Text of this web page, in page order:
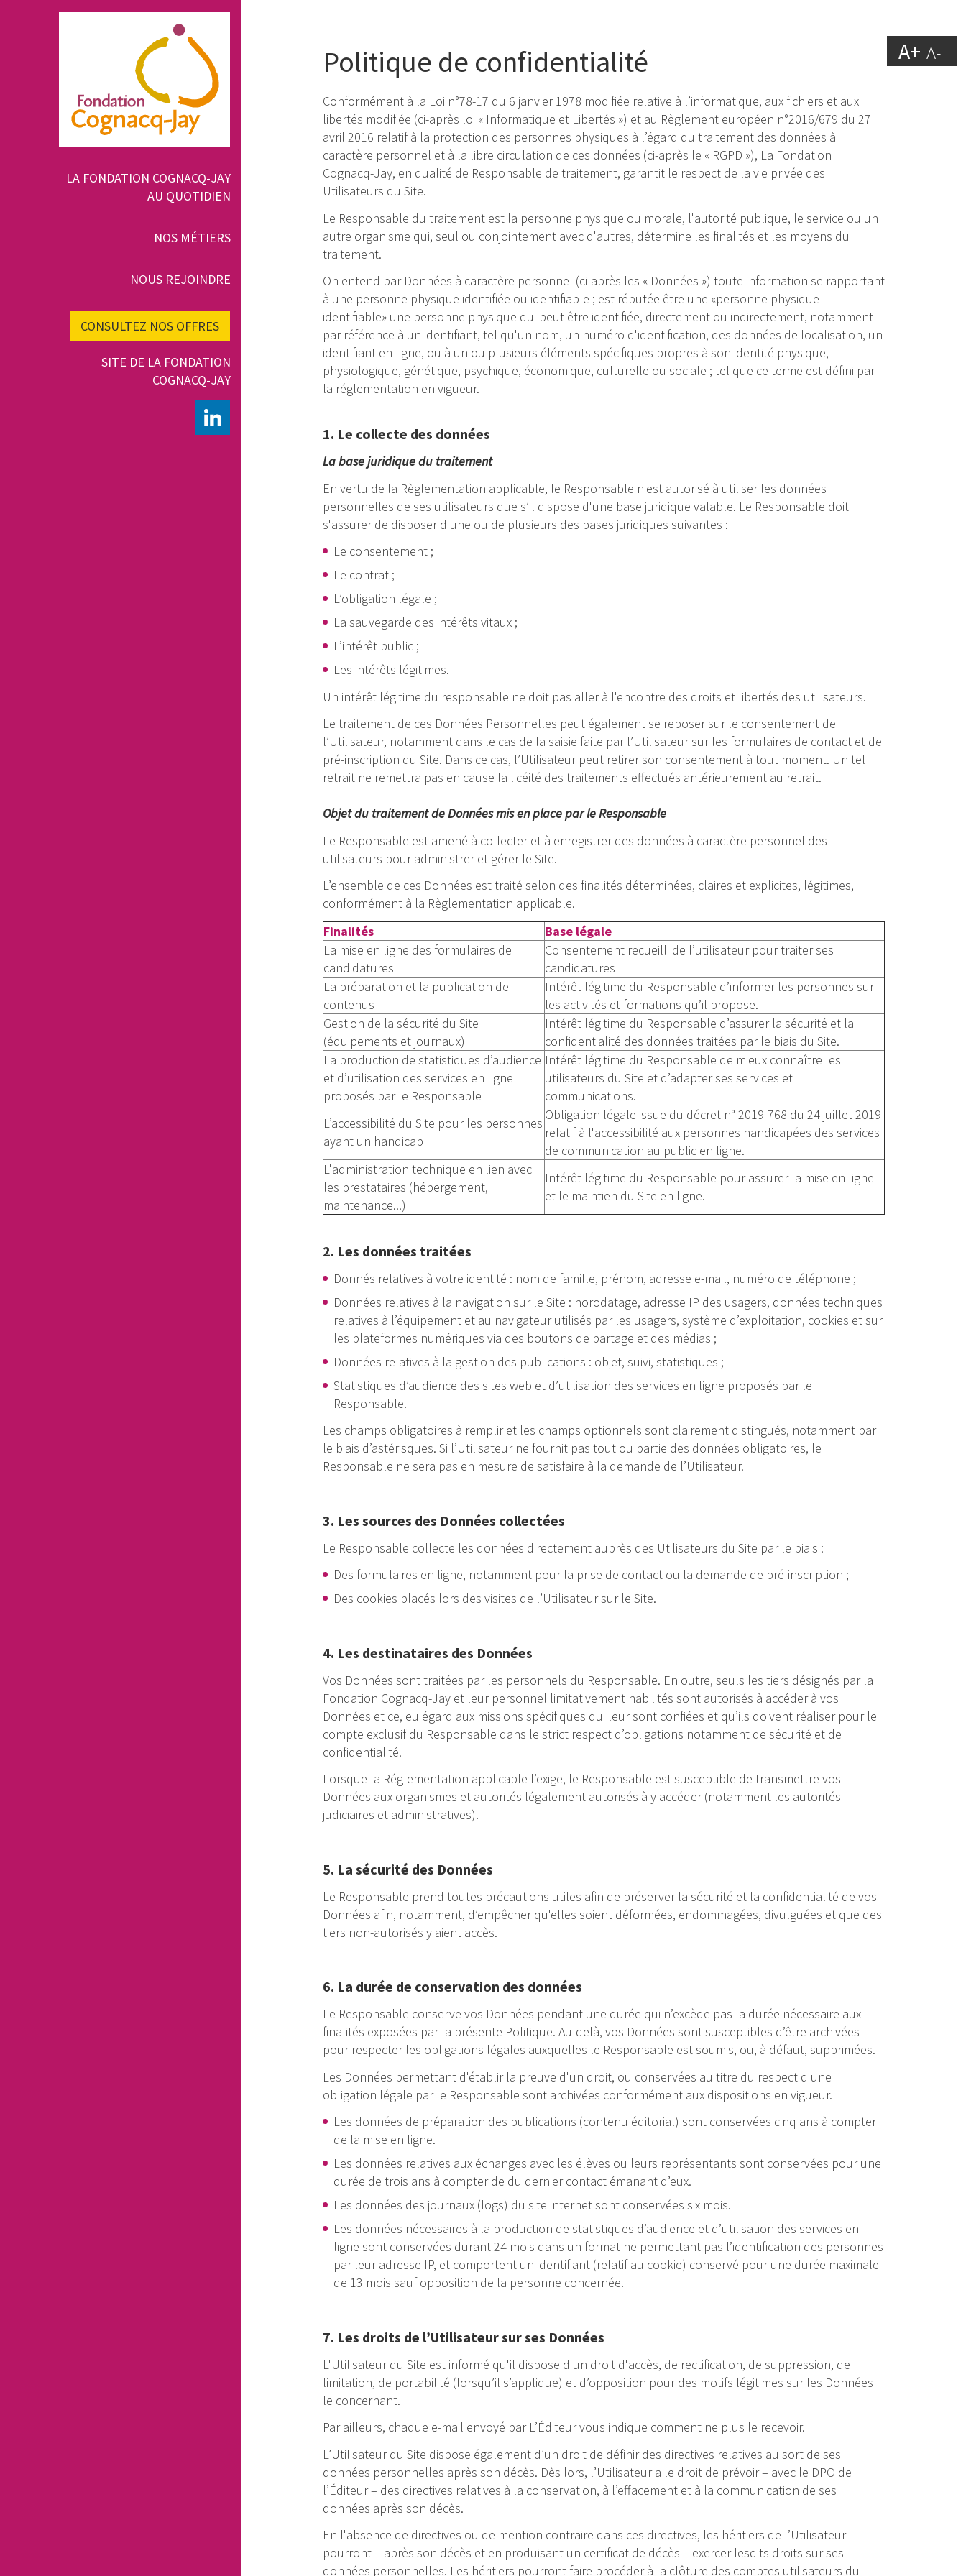
A+ A-
Navigation
principale
LA FONDATION COGNACQ-JAY
AU QUOTIDIEN
NOS MÉTIERS
NOUS REJOINDRE
CONSULTEZ NOS OFFRES
SITE DE LA FONDATION
COGNACQ-JAY
LINKEDIN
Politique de confidentialité
Conformément à la Loi n°78-17 du 6 janvier 1978 modifiée relative à l’informatique, aux fichiers et aux
libertés modifiée (ci-après loi « Informatique et Libertés ») et au Règlement européen n°2016/679 du 27
avril 2016 relatif à la protection des personnes physiques à l’égard du traitement des données à
caractère personnel et à la libre circulation de ces données (ci-après le « RGPD »), La Fondation
Cognacq-Jay, en qualité de Responsable de traitement, garantit le respect de la vie privée des
Utilisateurs du Site.
Le Responsable du traitement est la personne physique ou morale, l'autorité publique, le service ou un
autre organisme qui, seul ou conjointement avec d'autres, détermine les finalités et les moyens du
traitement.
On entend par Données à caractère personnel (ci-après les « Données ») toute information se rapportant
à une personne physique identifiée ou identifiable ; est réputée être une «personne physique
identifiable» une personne physique qui peut être identifiée, directement ou indirectement, notamment
par référence à un identifiant, tel qu'un nom, un numéro d'identification, des données de localisation, un
identifiant en ligne, ou à un ou plusieurs éléments spécifiques propres à son identité physique,
physiologique, génétique, psychique, économique, culturelle ou sociale ; tel que ce terme est défini par
la réglementation en vigueur.
1. Le collecte des données
La base juridique du traitement
En vertu de la Règlementation applicable, le Responsable n'est autorisé à utiliser les données
personnelles de ses utilisateurs que s’il dispose d'une base juridique valable. Le Responsable doit
s'assurer de disposer d'une ou de plusieurs des bases juridiques suivantes :
Le consentement ;
Le contrat ;
L’obligation légale ;
La sauvegarde des intérêts vitaux ;
L’intérêt public ;
Les intérêts légitimes.
Un intérêt légitime du responsable ne doit pas aller à l'encontre des droits et libertés des utilisateurs.
Le traitement de ces Données Personnelles peut également se reposer sur le consentement de
l’Utilisateur, notamment dans le cas de la saisie faite par l’Utilisateur sur les formulaires de contact et de
pré-inscription du Site. Dans ce cas, l’Utilisateur peut retirer son consentement à tout moment. Un tel
retrait ne remettra pas en cause la licéité des traitements effectués antérieurement au retrait.
Objet du traitement de Données mis en place par le Responsable
Le Responsable est amené à collecter et à enregistrer des données à caractère personnel des
utilisateurs pour administrer et gérer le Site.
L’ensemble de ces Données est traité selon des finalités déterminées, claires et explicites, légitimes,
conformément à la Règlementation applicable.
Finalités
Base légale
La mise en ligne des formulaires de
candidatures
Consentement recueilli de l’utilisateur pour traiter ses
candidatures
La préparation et la publication de
contenus
Intérêt légitime du Responsable d’informer les personnes sur
les activités et formations qu’il propose.
Gestion de la sécurité du Site
(équipements et journaux)
Intérêt légitime du Responsable d’assurer la sécurité et la
confidentialité des données traitées par le biais du Site.
La production de statistiques d’audience
et d’utilisation des services en ligne
proposés par le Responsable
Intérêt légitime du Responsable de mieux connaître les
utilisateurs du Site et d’adapter ses services et
communications.
L’accessibilité du Site pour les personnes
ayant un handicap
Obligation légale issue du décret n° 2019-768 du 24 juillet 2019
relatif à l'accessibilité aux personnes handicapées des services
de communication au public en ligne.
L'administration technique en lien avec
les prestataires (hébergement,
maintenance...)
Intérêt légitime du Responsable pour assurer la mise en ligne
et le maintien du Site en ligne.
2. Les données traitées
Donnés relatives à votre identité : nom de famille, prénom, adresse e-mail, numéro de téléphone ;
Données relatives à la navigation sur le Site : horodatage, adresse IP des usagers, données techniques
relatives à l’équipement et au navigateur utilisés par les usagers, système d’exploitation, cookies et sur
les plateformes numériques via des boutons de partage et des médias ;
Données relatives à la gestion des publications : objet, suivi, statistiques ;
Statistiques d’audience des sites web et d’utilisation des services en ligne proposés par le
Responsable.
Les champs obligatoires à remplir et les champs optionnels sont clairement distingués, notamment par
le biais d’astérisques. Si l’Utilisateur ne fournit pas tout ou partie des données obligatoires, le
Responsable ne sera pas en mesure de satisfaire à la demande de l’Utilisateur.
3. Les sources des Données collectées
Le Responsable collecte les données directement auprès des Utilisateurs du Site par le biais :
Des formulaires en ligne, notamment pour la prise de contact ou la demande de pré-inscription ;
Des cookies placés lors des visites de l’Utilisateur sur le Site.
4. Les destinataires des Données
Vos Données sont traitées par les personnels du Responsable. En outre, seuls les tiers désignés par la
Fondation Cognacq-Jay et leur personnel limitativement habilités sont autorisés à accéder à vos
Données et ce, eu égard aux missions spécifiques qui leur sont confiées et qu’ils doivent réaliser pour le
compte exclusif du Responsable dans le strict respect d’obligations notamment de sécurité et de
confidentialité.
Lorsque la Réglementation applicable l’exige, le Responsable est susceptible de transmettre vos
Données aux organismes et autorités légalement autorisés à y accéder (notamment les autorités
judiciaires et administratives).
5. La sécurité des Données
Le Responsable prend toutes précautions utiles afin de préserver la sécurité et la confidentialité de vos
Données afin, notamment, d’empêcher qu'elles soient déformées, endommagées, divulguées et que des
tiers non-autorisés y aient accès.
6. La durée de conservation des données
Le Responsable conserve vos Données pendant une durée qui n’excède pas la durée nécessaire aux
finalités exposées par la présente Politique. Au-delà, vos Données sont susceptibles d’être archivées
pour respecter les obligations légales auxquelles le Responsable est soumis, ou, à défaut, supprimées.
Les Données permettant d'établir la preuve d'un droit, ou conservées au titre du respect d'une
obligation légale par le Responsable sont archivées conformément aux dispositions en vigueur.
Les données de préparation des publications (contenu éditorial) sont conservées cinq ans à compter
de la mise en ligne.
Les données relatives aux échanges avec les élèves ou leurs représentants sont conservées pour une
durée de trois ans à compter de du dernier contact émanant d’eux.
Les données des journaux (logs) du site internet sont conservées six mois.
Les données nécessaires à la production de statistiques d’audience et d’utilisation des services en
ligne sont conservées durant 24 mois dans un format ne permettant pas l’identification des personnes
par leur adresse IP, et comportent un identifiant (relatif au cookie) conservé pour une durée maximale
de 13 mois sauf opposition de la personne concernée.
7. Les droits de l’Utilisateur sur ses Données
L'Utilisateur du Site est informé qu'il dispose d'un droit d'accès, de rectification, de suppression, de
limitation, de portabilité (lorsqu’il s’applique) et d’opposition pour des motifs légitimes sur les Données
le concernant.
Par ailleurs, chaque e-mail envoyé par L’Éditeur vous indique comment ne plus le recevoir.
L’Utilisateur du Site dispose également d’un droit de définir des directives relatives au sort de ses
données personnelles après son décès. Dès lors, l’Utilisateur a le droit de prévoir – avec le DPO de
l’Éditeur – des directives relatives à la conservation, à l’effacement et à la communication de ses
données après son décès.
En l'absence de directives ou de mention contraire dans ces directives, les héritiers de l’Utilisateur
pourront – après son décès et en produisant un certificat de décès – exercer lesdits droits sur ses
données personnelles. Les héritiers pourront faire procéder à la clôture des comptes utilisateurs du